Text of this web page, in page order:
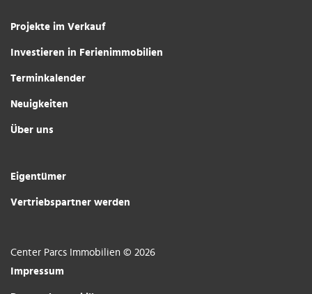
Projekte im Verkauf
Investieren in Ferienimmobilien
Terminkalender
Neuigkeiten
Über uns
Eigentümer
Vertriebspartner werden
Center Parcs Immobilien © 2026
Impressum